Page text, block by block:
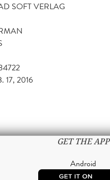
SOFT VERLAG
17, 2016
GET THE APP
Android